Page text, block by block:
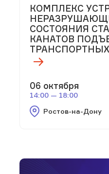
КОМПЛЕКС
СОСТОЯНИЯ
КАНАТОВ
06 октября
14:00 — 18:00
Ростов-на-Дону